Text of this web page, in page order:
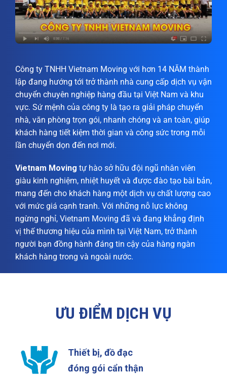
Công ty TNHH Vietnam Moving với hơn 14 NĂM thành
lập đang hướng tới trở thành nhà cung cấp dịch vụ vận
chuyển chuyên nghiệp hàng đầu tại Việt Nam và khu
vực. Sứ mệnh của công ty là tạo ra giải pháp chuyển
nhà, văn phòng trọn gói, nhanh chóng và an toàn, giúp
khách hàng tiết kiệm thời gian và công sức trong mỗi
lần chuyển dọn đến nơi mới.
Vietnam Moving tự hào sở hữu đội ngũ nhân viên
giàu kinh nghiệm, nhiệt huyết và được đào tạo bài bản,
mang đến cho khách hàng một dịch vụ chất lượng cao
với mức giá cạnh tranh. Với những nỗ lực không
ngừng nghỉ, Vietnam Moving đã và đang khẳng định
vị thế thương hiệu của mình tại Việt Nam, trở thành
người bạn đồng hành đáng tin cậy của hàng ngàn
khách hàng trong và ngoài nước.
ƯU ĐIỂM DỊCH VỤ
Thiết bị, đồ đạc
đóng gói cẩn thận